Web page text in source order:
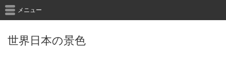
世界日本の景色
メニュー